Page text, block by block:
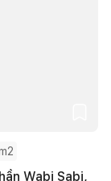
Wabi Sabi,